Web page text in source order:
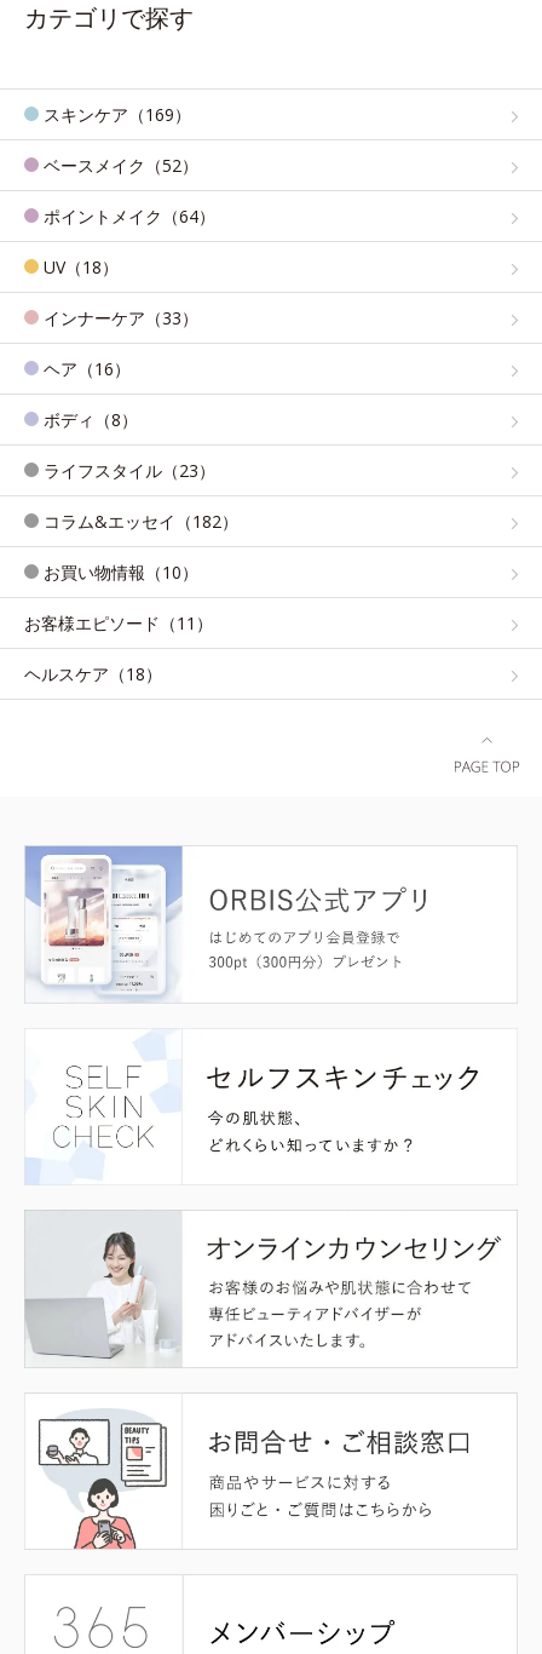
カテゴリで探す
スキンケア（169）
ベースメイク（52）
ポイントメイク（64）
UV（18）
インナーケア（33）
ヘア（16）
ボディ（8）
ライフスタイル（23）
コラム&エッセイ（182）
お買い物情報（10）
お客様エピソード（11）
ヘルスケア（18）